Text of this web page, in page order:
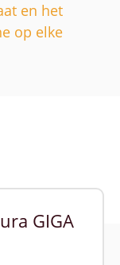
en het
op elke
GIGA